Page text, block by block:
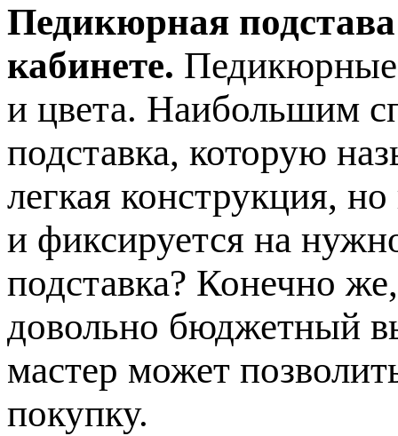
Педикюрная подстава
кабинете. Педикюрные
и цвета. Наибольшим
подставка, которую
легкая конструкция,
и фиксируется на
подставка? Конечно
довольно бюджетный
мастер может
покупку.